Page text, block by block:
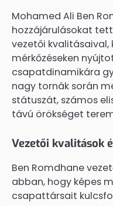
Mohamed Ali Ben
hozzájárulásokat
vezetői
mérkőzéseken
csapatdinamikára
nagy tornák során
státuszát, számos
távú örökséget
Vezetői kvalitások
Ben Romdhane
abban, hogy képes
csapattársait